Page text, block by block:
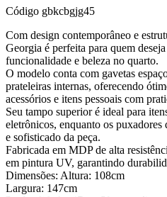
Código gbkcbgjg45
Com design contemporâneo e
Georgia é perfeita para quem
funcionalidade e beleza no quarto.
O modelo conta com gavetas
prateleiras internas, oferecendo
acessórios e itens pessoais com
Seu tampo superior é ideal para
eletrônicos, enquanto os
e sofisticado da peça.
Fabricada em MDP de alta
em pintura UV, garantindo
Dimensões: Altura: 108cm
Largura: 147cm